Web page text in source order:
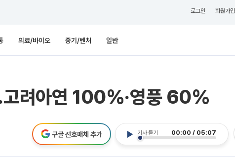
로그인 회원가입
의료/바이오 중기/벤처 일반
고려아연 100%·영풍 60%
기사 듣기 00:00 / 05:07
구글 선호매체 추가